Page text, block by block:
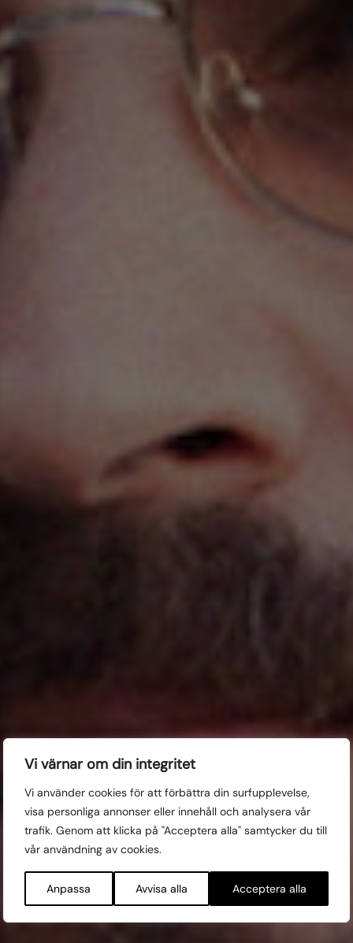
Vi värnar om din integritet
Vi använder cookies för att förbättra din surfupplevelse,
visa personliga annonser eller innehåll och analysera vår
trafik. Genom att klicka på "Acceptera alla" samtycker du till
vår användning av cookies.
Anpassa Avvisa alla Acceptera alla
Masterclass:
Christos Massalas
Fri entré!
FRE 25/10
13:00 Hantverksföreningen